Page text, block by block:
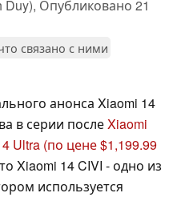
Duy), Опубликовано 21
связано с ними
анонса Xiaomi 14
в серии послеXiaomi
Ultra (по цене $1,199.99
Xiaomi 14 CIVI - одно из
используется